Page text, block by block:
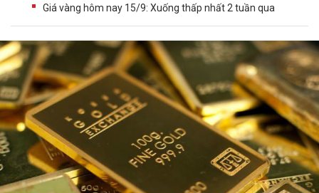
Giá vàng hôm nay 15/9: Xuống thấp nhất 2 tuần qua